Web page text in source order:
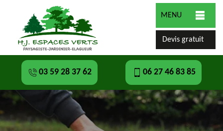
MENU
Devis gratuit
03 59 28 37 62 06 27 46 83 85